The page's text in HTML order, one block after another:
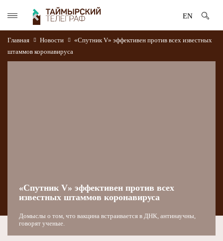
EN
Главная Новости
«Спутник V» эффективен против всех известных
штаммов коронавируса
«Спутник V» эффективен против всех
известных штаммов коронавируса
Домыслы о том, что вакцина встраивается в ДНК, антинаучны,
говорят ученые.